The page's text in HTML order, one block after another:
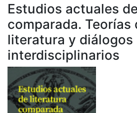
Browse Kérwá
Statistics
Estudios actuales
comparada. Teorías
literatura y diálogos
interdisciplinarios